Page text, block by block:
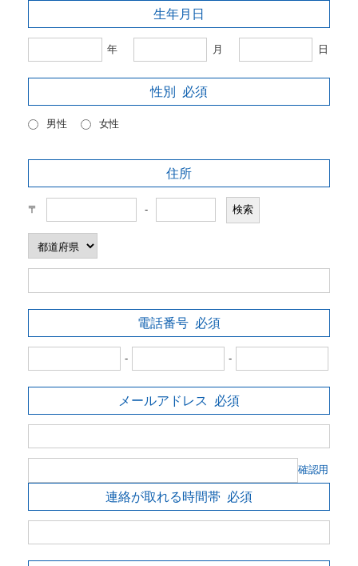
生年月日
年 月 日
性別 必須
男性 女性
住所
〒 -
電話番号 必須
- -
メールアドレス 必須
確認用
連絡が取れる時間帯 必須